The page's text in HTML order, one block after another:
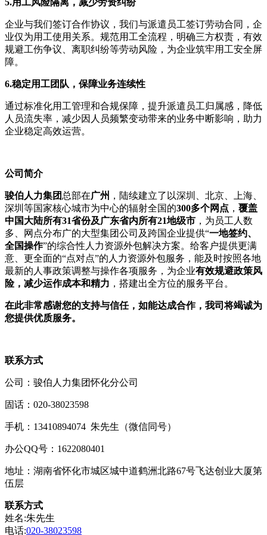
5.用工风险隔离，减少劳资纠纷
企业与我们签订合作协议，我们与派遣员工签订劳动合同，企
业仅为用工使用关系。规范用工全流程，明确三方权责，有效
规避工伤争议、离职纠纷等劳动风险，为企业筑牢用工安全屏
障。
6.稳定用工团队，保障业务连续性
通过标准化用工管理和合规保障，提升派遣员工归属感，降低
人员流失率，减少因人员频繁变动带来的业务中断影响，助力
企业稳定高效运营。
公司 简介
骏伯人力集团 总部在广州 ，陆续建立了以深圳、北京、上海、
深圳等国家核心城市为中心的辐射全国的300多个网点 ， 覆盖
中国大陆所有31省份及广东省内所有21地级市 ，为员工人数
多、网点分布广的大型集团公司及跨国企业提供“一地签约、
全国操作”的综合性人力资源外包解决方案。给客户提供更满
意、更全面的“点对点”的人力资源外包服务，能及时按照各地
最新的人事政策调整与操作各项服务，为企业有效规避政策风
险，减少运作成本和精力 ，搭建出全方位的服务平台。
在此非常感谢您的支持与信任，如能达成合作，我司将竭诚为
您提供优质服务。
联系方式
公司：骏伯人力集团怀化分公司
固话：020-38023598
手机：13410894074 朱先生（微信同号）
办公QQ号：1622080401
地址：湖南省怀化市城区城中道鹤洲北路67号飞达创业大厦第
伍层
联系方式
姓名:朱先生
电话:020-38023598